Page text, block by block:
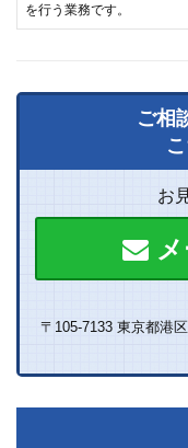
を行う業務です。
ご相
お
〒105-7133 東京都港